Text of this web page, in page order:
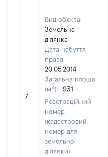
7
Вид об'єкта:
Земельна
ділянка
Дата набуття
права:
20.05.2014
Загальна площа
(м2):
931
Реєстраційний
номер
(кадастровий
номер для
земельної
ділянки):